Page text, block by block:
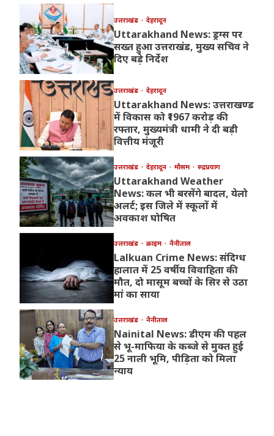
उत्तराखंड देहरादून
Uttarakhand News: ड्रग्स पर
सख्त हुआ उत्तराखंड, मुख्य सचिव ने
दिए बड़े निर्देश
उत्तराखंड देहरादून
Uttarakhand News: उत्तराखण्ड
में विकास को ₹1967 करोड़ की
रफ्तार, मुख्यमंत्री धामी ने दी बड़ी
वित्तीय मंजूरी
उत्तराखंड देहरादून मौसम रुद्रप्रयाग
Uttarakhand Weather
News: कल भी बरसेंगे बादल, येलो
अलर्ट; इस जिले में स्कूलों में
अवकाश घोषित
उत्तराखंड क्राइम नैनीताल
Lalkuan Crime News: संदिग्ध
हालात में 25 वर्षीय विवाहिता की
मौत, दो मासूम बच्चों के सिर से उठा
मां का साया
उत्तराखंड नैनीताल
Nainital News: डीएम की पहल
से भू-माफिया के कब्जे से मुक्त हुई
25 नाली भूमि, पीड़िता को मिला
न्याय